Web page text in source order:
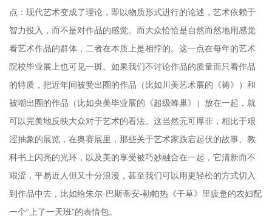
点：现代艺术变成了理论，即以物质形式进行的论述，艺术依赖于
智力投入，而不是对作品的感觉。而大众恰恰是自然而然地用感觉
看艺术作品的群体，二者在本质上是相悖的。这一点在每年的艺术
院校毕业展上也可见一斑。如果我们不讨论作品的质量而只看作品
的特质，把近年间被赞出圈的作品（比如川美艺术展的《祷》）和
被嘲出圈的作品（比如央美毕业展的《超级蜂巢》）放在一起，就
可以完美地反映大众对于艺术的看法。这当然无可厚非，相比于艰
涩抽象的展览，在奥赛展里，那些关于艺术家跌宕起伏的故事、教
科书上闪亮的光环，以及美的享受被巧妙融合在一起，它清新而不
艰涩，平易近人但又十分浪漫，甚至我们可以用更轻松的方式切入
到作品中去，比如给朱尔·巴斯蒂安-勒帕热《干草》里疲惫的农妇配
一个“上了一天班”的表情包。